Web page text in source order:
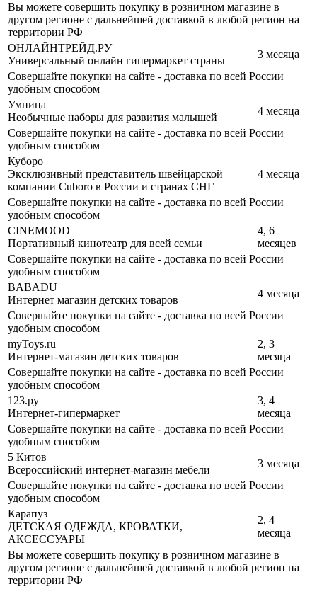
Вы можете совершить покупку в розничном магазине в
другом регионе с дальнейшей доставкой в любой регион на
территории РФ
ОНЛАЙНТРЕЙД.РУ
Универсальный онлайн гипермаркет страны
3 месяца
Совершайте покупки на сайте - доставка по всей России
удобным способом
Умница
Необычные наборы для развития малышей
4 месяца
Совершайте покупки на сайте - доставка по всей России
удобным способом
Куборо
Эксклюзивный представитель швейцарской
компании Cuboro в России и странах СНГ
4 месяца
Совершайте покупки на сайте - доставка по всей России
удобным способом
CINEMOOD
Портативный кинотеатр для всей семьи
4, 6
месяцев
Совершайте покупки на сайте - доставка по всей России
удобным способом
BABADU
Интернет магазин детских товаров
4 месяца
Совершайте покупки на сайте - доставка по всей России
удобным способом
myToys.ru
Интернет-магазин детских товаров
2, 3
месяца
Совершайте покупки на сайте - доставка по всей России
удобным способом
123.ру
Интернет-гипермаркет
3, 4
месяца
Совершайте покупки на сайте - доставка по всей России
удобным способом
5 Китов
Всероссийский интернет-магазин мебели
3 месяца
Совершайте покупки на сайте - доставка по всей России
удобным способом
Карапуз
ДЕТСКАЯ ОДЕЖДА, КРОВАТКИ,
АКСЕССУАРЫ
2, 4
месяца
Вы можете совершить покупку в розничном магазине в
другом регионе с дальнейшей доставкой в любой регион на
территории РФ